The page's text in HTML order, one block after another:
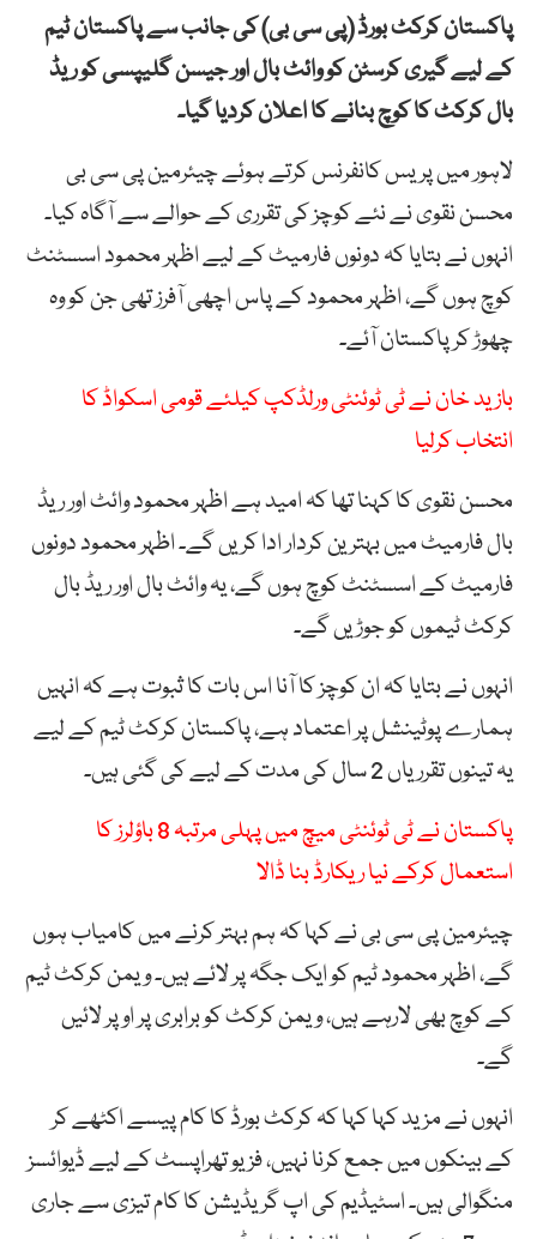
پاکستان کرکٹ بورڈ (پی سی بی) کی جانب سے پاکستان ٹیم
کے لیے گیری کرسٹن کو وائٹ بال اور جیسن گلیپسی کو ریڈ
بال کرکٹ کا کوچ بنانے کا اعلان کردیا گیا۔
لاہور میں پریس کانفرنس کرتے ہوئے چیئرمین پی سی بی
محسن نقوی نے نئے کوچز کی تقرری کے حوالے سے آگاہ کیا۔
انہوں نے بتایا کہ دونوں فارمیٹ کے لیے اظہر محمود اسسٹنٹ
کوچ ہوں گے، اظہر محمود کے پاس اچھی آفرز تھی جن کو وہ
چھوڑ کر پاکستان آئے۔
بازید خان نے ٹی ٹوئنٹی ورلڈکپ کیلئے قومی اسکواڈ کا
انتخاب کرلیا
محسن نقوی کا کہنا تھا کہ امید ہے اظہر محمود وائٹ اور ریڈ
بال فارمیٹ میں بہترین کردار ادا کریں گے۔ اظہر محمود دونوں
فارمیٹ کے اسسٹنٹ کوچ ہوں گے، یہ وائٹ بال اور ریڈ بال
کرکٹ ٹیموں کو جوڑیں گے۔
انہوں نے بتایا کہ ان کوچز کا آنا اس بات کا ثبوت ہے کہ انہیں
ہمارے پوٹینشل پر اعتماد ہے، پاکستان کرکٹ ٹیم کے لیے
یہ تینوں تقرریاں 2 سال کی مدت کے لیے کی گئی ہیں۔
پاکستان نے ٹی ٹوئنٹی میچ میں پہلی مرتبہ 8 باؤلرز کا
استعمال کرکے نیا ریکارڈ بنا ڈالا
چیئرمین پی سی بی نے کہا کہ ہم بہتر کرنے میں کامیاب ہوں
گے، اظہر محمود ٹیم کو ایک جگہ پر لائے ہیں۔ ویمن کرکٹ ٹیم
کے کوچ بھی لارہے ہیں، ویمن کرکٹ کو برابری پر اوپر لائیں
گے۔
انہوں نے مزید کہا کہا کہ کرکٹ بورڈ کا کام پیسے اکٹھے کر
کے بینکوں میں جمع کرنا نہیں، فزیو تھراپسٹ کے لیے ڈیوائسز
منگوالی ہیں۔ اسٹیڈیم کی اپ گریڈیشن کا کام تیزی سے جاری